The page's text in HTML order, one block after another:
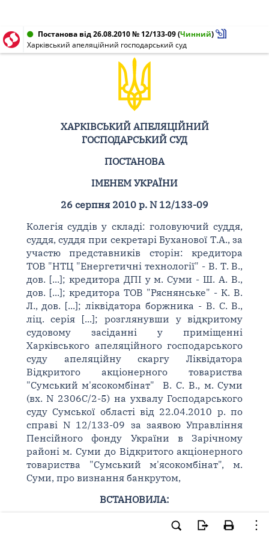
Постанова від 26.08.2010 № 12/133-09(Чинний)
Харківський апеляційний господарський суд
ХАРКІВСЬКИЙ АПЕЛЯЦІЙНИЙ
ГОСПОДАРСЬКИЙ СУД
ПОСТАНОВА
ІМЕНЕМ УКРАЇНИ
26 серпня 2010 р. N 12/133-09
Колегія суддів у складі: головуючий суддя,
суддя, суддя при секретарі Буханової Т.А., за
участю представників сторін: кредитора
ТОВ "НТЦ "Енергетичні технології" - В. Т. В.,
дов. [...]; кредитора ДПІ у м. Суми - Ш. А. В.,
дов. [...]; кредитора ТОВ "Ряснянське" - К. В.
Л., дов. [...]; ліквідатора боржника - В. С. В.,
ліц. серія [...]; розглянувши у відкритому
судовому засіданні у приміщенні
Харківського апеляційного господарського
суду апеляційну скаргу Ліквідатора
Відкритого акціонерного товариства
"Сумський м'ясокомбінат" В. С. В., м. Суми
(вх. N 2306С/2-5) на ухвалу Господарського
суду Сумської області від 22.04.2010 р. по
справі N 12/133-09 за заявою Управління
Пенсійного фонду України в Зарічному
районі м. Суми до Відкритого акціонерного
товариства "Сумський м'ясокомбінат", м.
Суми, про визнання банкрутом,
ВСТАНОВИЛА:
Ухвалою Господарського суду Сумської
області від 14.09.2009 р. було порушено